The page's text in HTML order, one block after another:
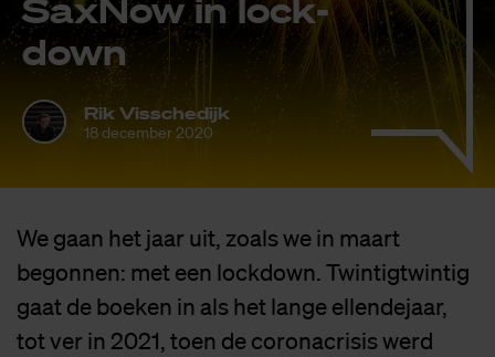
SaxNow in lock­
down
Rik Visschedijk
18 december 2020
We gaan het jaar uit, zoals we in maart
begonnen: met een lockdown. Twintigtwintig
gaat de boeken in als het lange ellendejaar,
tot ver in 2021, toen de coronacrisis werd